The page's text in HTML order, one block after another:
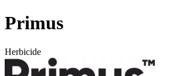
Primus
Herbicide